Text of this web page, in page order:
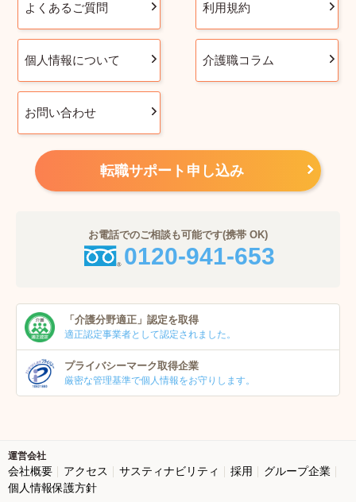
よくあるご質問 利用規約
個人情報について 介護職コラム
お問い合わせ
転職サポート申し込み
お電話でのご相談も可能です(携帯 OK)
0120-941-653
「介護分野適正」 認定を取得
適正認定事業者として認定されました。
プライバシーマーク取得企業
厳密な管理基準で個人情報をお守りします。
運営会社
会社概要 アクセス サスティナビリティ 採用
グループ企業
個人情報保護方針